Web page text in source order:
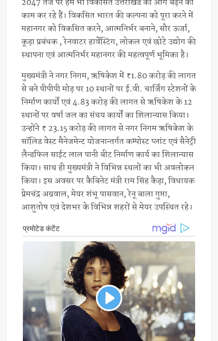
काम कर रहे हैं। विकसित भारत की कल्पना को पूरा करने में
महानगर को विकसित करने, आत्मनिर्भर बनाने, सौर ऊर्जा,
कूड़ा प्रबंधक , रेनवाटर हार्वेस्टिंग, लोकल एवं छोटे उद्योग की
स्थापना एवं आत्मनिर्भर महानगर की महत्वपूर्ण भूमिका है।
मुख्यमंत्री ने नगर निगम, ऋषिकेश में ₹1.80 करोड़ की लागत
से बने पीपीपी मोड़ पर 10 स्थानों पर ई.वी. चार्जिंग स्टेशनों के
निर्माण कार्यों एवं 4.83 करोड़ की लागत से ऋषिकेश के 12
स्थानों पर वर्षा जल का संचय कार्यों का शिलान्यास किया।
उन्होंने ₹ 23.15 करोड़ की लागत से नगर निगम ऋषिकेश के
सॉलिड वेस्ट मैनेजमेन्ट योजनान्तर्गत कम्पोस्ट प्लांट एवं सैनेट्री
लैन्डफिल साईट लाल पानी बीट निर्माण कार्य का शिलान्यास
किया। साथ ही मुख्यमंत्री ने विभिन्न स्थलों का भी अवलोकन
किया। इस अवसर पर कैबिनेट मंत्री राम सिंह कैड़ा, विधायक
प्रेमचंद्र अग्रवाल, मेयर शंभू पासवान, रेनू बाला गुप्ता,
आशुतोष एवं देशभर के विभिन्न शहरों से मेयर उपस्थित रहे।